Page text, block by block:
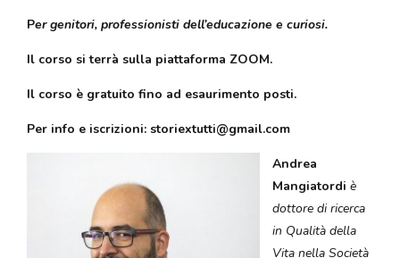
Per genitori, professionisti dell’educazione e curiosi.
Il corso si terrà sulla piattaforma ZOOM.
Il corso è gratuito fino ad esaurimento posti.
Per info e iscrizioni: storiextutti@gmail.com
Andrea
Mangiatordi è
dottore di ricerca
in Qualità della
Vita nella Società